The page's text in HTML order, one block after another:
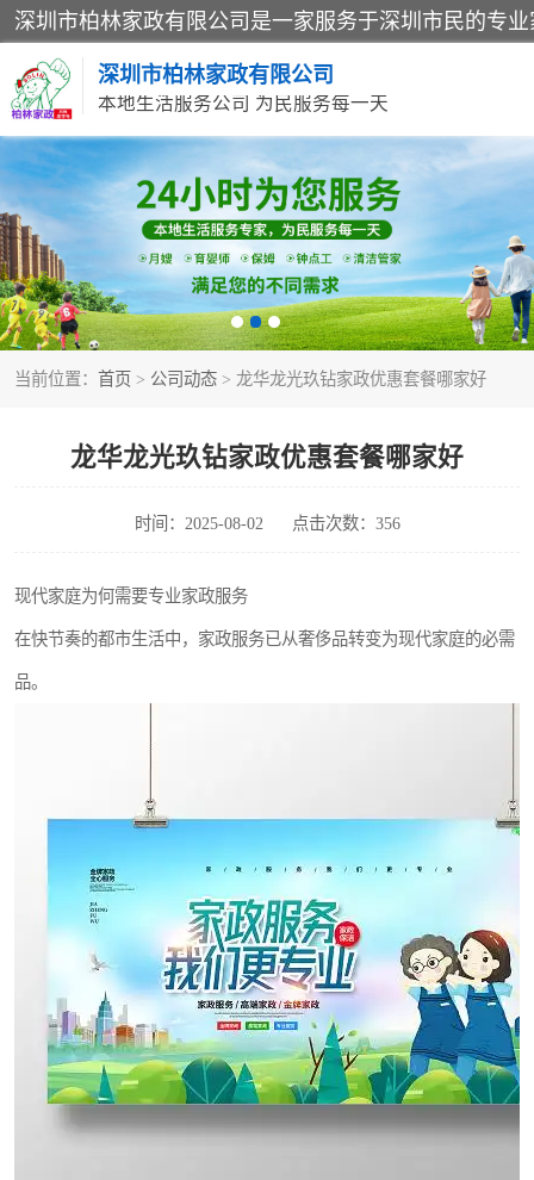
深圳市柏林家政有限公司
本地生活服务公司 为民服务每一天
当前位置： 首页 > 公司动态 > 龙华龙光玖钻家政优惠套餐哪家好
龙华龙光玖钻家政优惠套餐哪家好
时间：2025-08-02 点击次数：356
现代家庭为何需要专业家政服务
在快节奏的都市生活中，家政服务已从奢侈品转变为现代家庭的必需
品。
家居保洁
家庭保姆